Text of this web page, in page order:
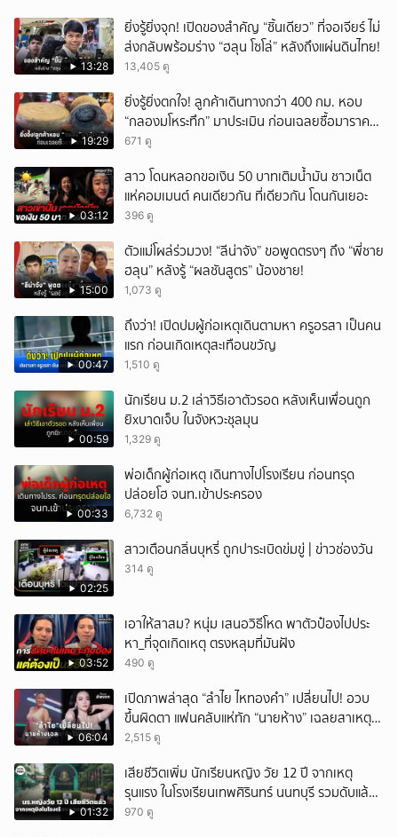
13:28
ยิ่งรู้ยิ่งจุก! เปิดของสำคัญ “ชิ้นเดียว” ที่จอเจียร์ ไม่
ส่งกลับพร้อมร่าง “ฮลุน โซโล่” หลังถึงแผ่นดินไทย!
13,405 ดู
19:29
ยิ่งรู้ยิ่งตกใจ! ลูกค้าเดินทางกว่า 400 กม. หอบ
“กลองมโหระทึก” มาประเมิน ก่อนเฉลยซื้อมาราคา
เท่าไหร่?
671 ดู
03:12
สาว โดนหลอกขอเงิน 50 บาทเติมน้ำมัน ชาวเน็ต
แห่คอมเมนต์ คนเดียวกัน ที่เดียวกัน โดนกันเยอะ
396 ดู
15:00
ตัวแม่โผล่ร่วมวง! “ลีน่าจัง” ขอพูดตรงๆ ถึง “พี่ชาย
ฮลุน” หลังรู้ “ผลชันสูตร” น้องชาย!
1,073 ดู
00:47
ถึงว่า! เปิดปมผู้ก่อเหตุเดินตามหา ครูอรสา เป็นคน
แรก ก่อนเกิดเหตุสะเทือนขวัญ
1,510 ดู
00:59
นักเรียน ม.2 เล่าวิธีเอาตัวรอด หลังเห็นเพื่อนถูก
ยิxบาดเจ็บ ในจังหวะชุลมุน
1,329 ดู
00:33
พ่อเด็กผู้ก่อเหตุ เดินทางไปโรงเรียน ก่อนทรุด
ปล่อยโฮ จนท.เข้าประครอง
6,732 ดู
02:25
สาวเตือนกลิ่นบุหรี่ ถูกปาระเบิดข่มขู่ | ข่าวช่องวัน
314 ดู
03:52
เอาให้สาสม? หนุ่ม เสนอวิธีโหด พาตัวป๋องไปประ
หา_ที่จุดเกิดเหตุ ตรงหลุมที่มันฝัง
490 ดู
06:04
เปิดภาพล่าสุด “ลำไย ไหทองคำ” เปลี่ยนไป! อวบ
ขึ้นผิดตา แฟนคลับแห่ทัก “นายห้าง” เฉลยสาเหตุ
ชัด!
2,515 ดู
01:32
เสียชีวิตเพิ่ม นักเรียนหญิง วัย 12 ปี จากเหตุ
รุนแรง ในโรงเรียนเทพศิรินทร์ นนทบุรี รวมดับแล้ว
9 ราย
970 ดู